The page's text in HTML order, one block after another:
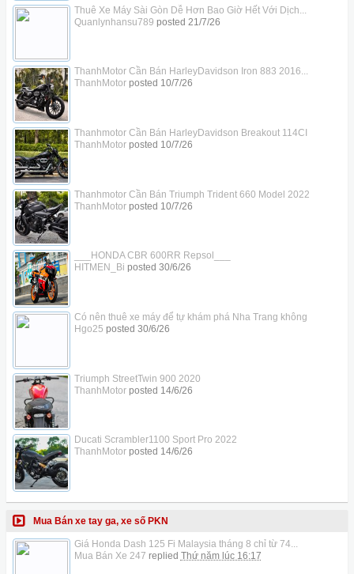
Thuê Xe Máy Sài Gòn Dễ Hơn Bao Giờ Hết Với Dịch...
Quanlynhansu789 posted 21/7/26
ThanhMotor Cần Bán HarleyDavidson Iron 883 2016...
ThanhMotorposted 10/7/26
Thanhmotor Cần Bán HarleyDavidson Breakout 114CI
ThanhMotorposted 10/7/26
Thanhmotor Cần Bán Triumph Trident 660 Model 2022
ThanhMotorposted 10/7/26
___HONDA CBR 600RR Repsol___
HITMEN_Bi posted 30/6/26
Có nên thuê xe máy để tự khám phá Nha Trang không
Hgo25 posted 30/6/26
Triumph StreetTwin 900 2020
ThanhMotorposted 14/6/26
Ducati Scrambler1100 Sport Pro 2022
ThanhMotorposted 14/6/26
Mua Bán xe tay ga, xe số PKN
Giá Honda Dash 125 Fi Malaysia tháng 8 chỉ từ 74...
Mua Bán Xe 247 replied Thứ năm lúc 16:17